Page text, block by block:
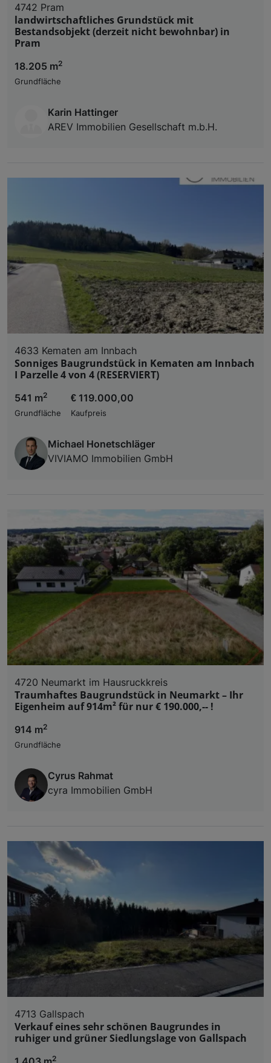
4742 Pram
landwirtschaftliches Grundstück mit
Bestandsobjekt (derzeit nicht bewohnbar) in
Pram
18.205 m2
Grundfläche
Karin Hattinger
AREV Immobilien Gesellschaft m.b.H.
4633 Kematen am Innbach
Sonniges Baugrundstück in Kematen am Innbach
I Parzelle 4 von 4 (RESERVIERT)
541 m2
Grundfläche
€ 119.000,00
Kaufpreis
Michael Honetschläger
VIVIAMO Immobilien GmbH
4720 Neumarkt im Hausruckkreis
Traumhaftes Baugrundstück in Neumarkt – Ihr
Eigenheim auf 914m² für nur € 190.000,-- !
914 m2
Grundfläche
Cyrus Rahmat
cyra Immobilien GmbH
4713 Gallspach
Verkauf eines sehr schönen Baugrundes in
ruhiger und grüner Siedlungslage von Gallspach
2